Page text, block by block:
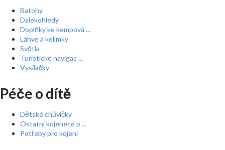
Batohy
Dalekohledy
Doplňky ke kempová ...
Láhve a kelímky
Světla
Turistické navigac ...
Vysílačky
Péče o dítě
Dětské chůvičky
Ostatní kojenecé p ...
Potřeby pro kojení